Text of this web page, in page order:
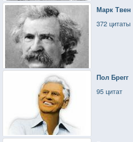
Марк Твен
372 цитаты
Пол Брегг
95 цитат